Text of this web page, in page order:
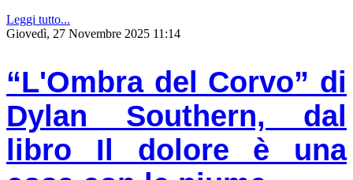
Leggi tutto...
Giovedì, 27 Novembre 2025 11:14
“L'Ombra del Corvo” di
Dylan Southern, dal
libro Il dolore è una